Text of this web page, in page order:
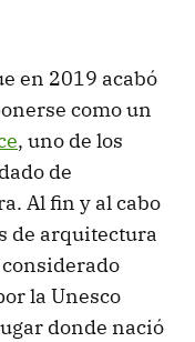
en 2019 acabó
como un
, uno de los
de
Al fin y al cabo
de arquitectura
la Unesco
donde nació